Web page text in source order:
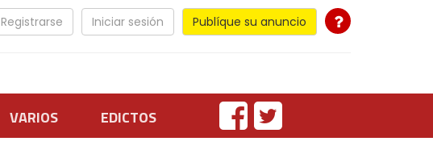
Publíque su anuncio
Iniciar sesión
Registrarse
VARIOS EDICTOS